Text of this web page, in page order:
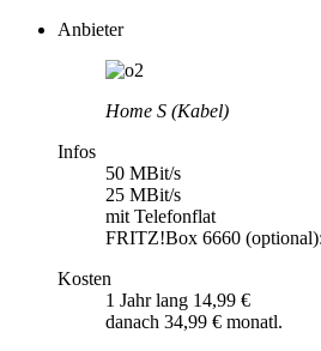
Anbieter
Home S (Kabel)
Infos
50 MBit/s
25 MBit/s
mit Telefonflat
FRITZ!Box 6660
Kosten
1 Jahr lang 14,99 €
danach 34,99 € monatl.